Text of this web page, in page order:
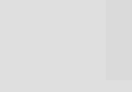
specialisaties